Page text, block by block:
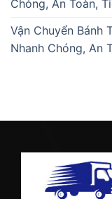
Chóng, An Toàn,
Vận Chuyển Bánh
Nhanh Chóng, An